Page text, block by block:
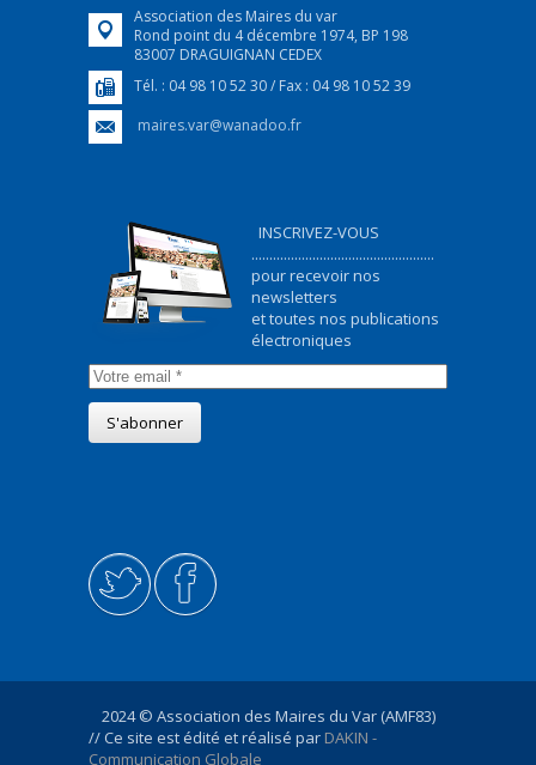
Association des Maires du var
Rond point du 4 décembre 1974, BP 198
83007 DRAGUIGNAN CEDEX
Tél. : 04 98 10 52 30 / Fax : 04 98 10 52 39
maires.var@wanadoo.fr
INSCRIVEZ-VOUS
...................................................
pour recevoir nos
newsletters
et toutes nos publications
électroniques
2024 © Association des Maires du Var (AMF83)
// Ce site est édité et réalisé par DAKIN -
Communication Globale